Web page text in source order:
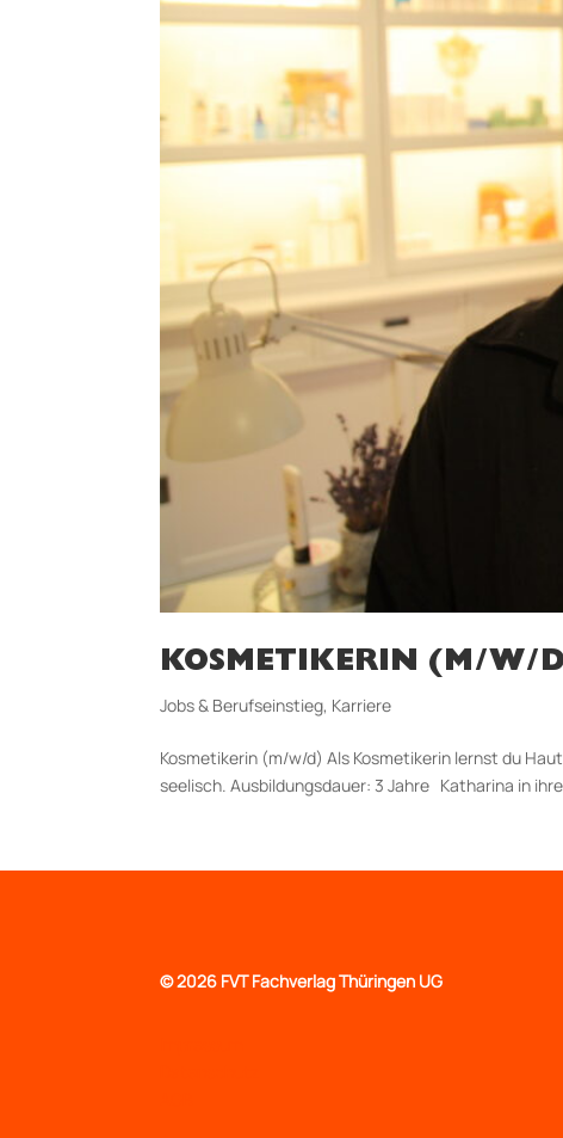
KOSMETIKERIN (M/W/
Jobs & Berufseinstieg, Karriere
Kosmetikerin (m/w/d) Als Kosmetikerin lernst du
seelisch. Aus­bildungs­dauer: 3 Jahre Katharina in
©2026 FVT Fachverlag Thüringen UG